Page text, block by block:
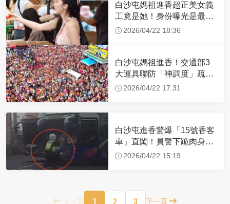
白沙屯媽祖進香超正美女義
工竟是她！身份曝光是最美
禮生 一輩子不結婚
2026/04/22 18:36
白沙屯媽祖進香！交通部3
大運具聯防「神調度」疏運
32.1萬創新高
2026/04/22 17:31
白沙屯進香驚爆「15號香客
車」直闖！員警下跪肉身擋
車：讓行人先過
2026/04/22 15:19
上一頁 1 2 3 下一頁